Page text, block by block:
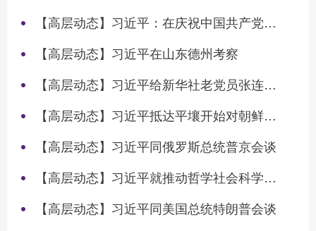
【高层动态】习近平：在庆祝中国共产党成立105周年大会上的讲话
【高层动态】习近平在山东德州考察
【高层动态】习近平给新华社老党员张连生回信强调 传承红色基因 在新征程上书写优异答卷
【高层动态】习近平抵达平壤开始对朝鲜进行国事访问
【高层动态】习近平同俄罗斯总统普京会谈
【高层动态】习近平就推动哲学社会科学高质量发展作出重要指示
【高层动态】习近平同美国总统特朗普会谈